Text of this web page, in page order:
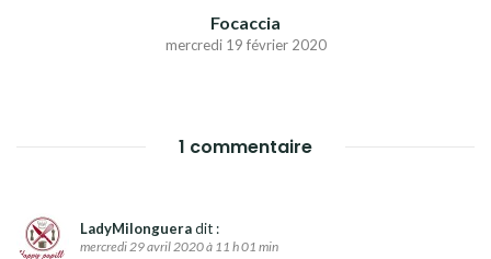
Focaccia
mercredi 19 février 2020
1 commentaire
LadyMilongueradit :
mercredi 29 avril 2020 à 11 h 01 min